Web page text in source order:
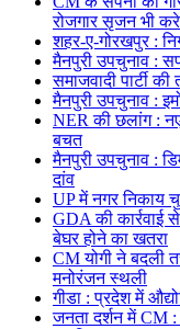
रोजगार सृजन भी
शहर-ए-गोरखपुर :
मैनपुरी उपचुनाव :
समाजवादी पार्टी
मैनपुरी उपचुनाव :
NER की छलांग :
बचत
मैनपुरी उपचुनाव :
दांव
UP में नगर निकाय
GDA की कार्रवाई
बेघर होने का खतरा
CM योगी ने बदली
मनोरंजन स्थली
गीडा : प्रदेश में
जनता दर्शन में CM :